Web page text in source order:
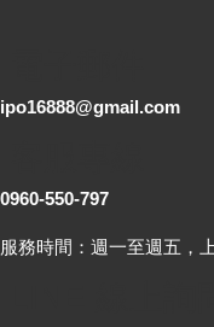
ipo16888@gmail.com
0960-550-797
服務時間：週一至週五，